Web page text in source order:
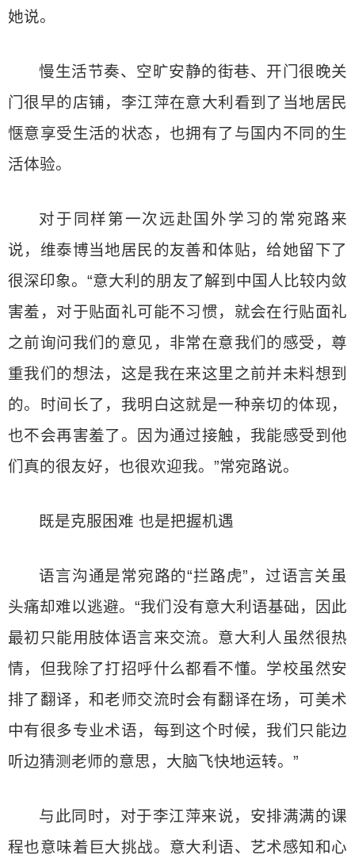
她说。
慢生活节奏、空旷安静的街巷、开门很晚关
门很早的店铺，李江萍在意大利看到了当地居民
惬意享受生活的状态，也拥有了与国内不同的生
活体验。
对于同样第一次远赴国外学习的常宛路来
说，维泰博当地居民的友善和体贴，给她留下了
很深印象。“意大利的朋友了解到中国人比较内敛
害羞，对于贴面礼可能不习惯，就会在行贴面礼
之前询问我们的意见，非常在意我们的感受，尊
重我们的想法，这是我在来这里之前并未料想到
的。时间长了，我明白这就是一种亲切的体现，
也不会再害羞了。因为通过接触，我能感受到他
们真的很友好，也很欢迎我。”常宛路说。
既是克服困难 也是把握机遇
语言沟通是常宛路的“拦路虎”，过语言关虽
头痛却难以逃避。“我们没有意大利语基础，因此
最初只能用肢体语言来交流。意大利人虽然很热
情，但我除了打招呼什么都看不懂。学校虽然安
排了翻译，和老师交流时会有翻译在场，可美术
中有很多专业术语，每到这个时候，我们只能边
听边猜测老师的意思，大脑飞快地运转。”
与此同时，对于李江萍来说，安排满满的课
程也意味着巨大挑战。意大利语、艺术感知和心